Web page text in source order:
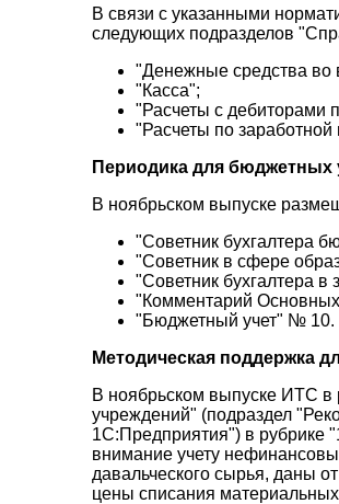
В связи с указанными
следующих подразделов
"Денежные средства
"Касса";
"Расчеты с дебиторами
"Расчеты по
Периодика для бюджетных
В ноябрьском выпуске
"Советник бухгалтера
"Советник в сфере
"Советник бухгалтера
"Комментарий
"Бюджетный учет" № 10.
Методическая поддержка
В ноябрьском выпуске ИТС в
учреждений" (подраздел
1С:Предприятия") в рубрике
внимание учету
давальческого сырья, даны
цены списания